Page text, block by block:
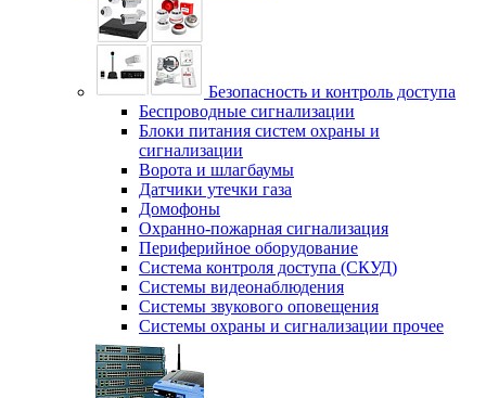
Безопасность и контроль доступа
Беспроводные сигнализации
Блоки питания систем охраны и
сигнализации
Ворота и шлагбаумы
Датчики утечки газа
Домофоны
Охранно-пожарная сигнализация
Периферийное оборудование
Система контроля доступа (СКУД)
Системы видеонаблюдения
Системы звукового оповещения
Системы охраны и сигнализации прочее